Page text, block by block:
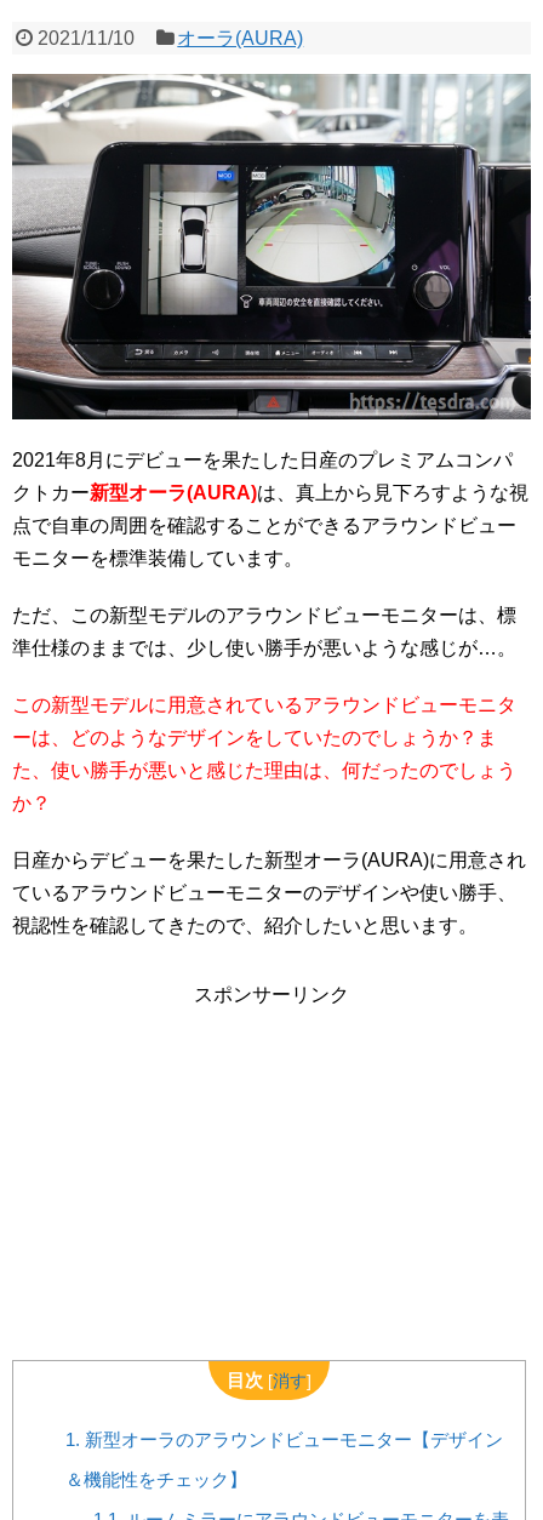
2021/11/10 オーラ(AURA)
2021年8月にデビューを果たした日産のプレミアムコンパ
クトカー新型オーラ(AURA)は、真上から見下ろすような視
点で自車の周囲を確認することができるアラウンドビュー
モニターを標準装備しています。
ただ、この新型モデルのアラウンドビューモニターは、標
準仕様のままでは、少し使い勝手が悪いような感じが…。
この新型モデルに用意されているアラウンドビューモニタ
ーは、どのようなデザインをしていたのでしょうか？ま
た、使い勝手が悪いと感じた理由は、何だったのでしょう
か？
日産からデビューを果たした新型オーラ(AURA)に用意され
ているアラウンドビューモニターのデザインや使い勝手、
視認性を確認してきたので、紹介したいと思います。
スポンサーリンク
目次 [消す]
1. 新型オーラのアラウンドビューモニター【デザイン
＆機能性をチェック】